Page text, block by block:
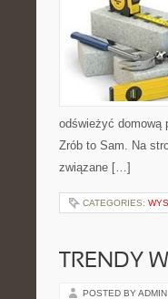
odświeżyć domową
Zrób to Sam. Na
związane […]
CATEGORIES:
TRENDY
POSTED BY ADMIN